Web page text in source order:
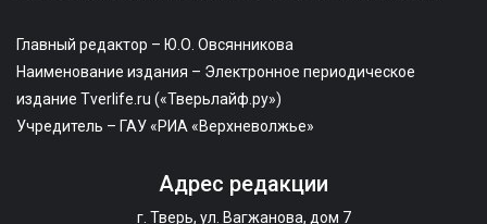
Главный редактор – Ю.О. Овсянникова
Наименование издания – Электронное периодическое
издание Tverlife.ru («Тверьлайф.ру»)
Учредитель – ГАУ «РИА «Верхневолжье»
Адрес редакции
г. Тверь, ул. Вагжанова, дом 7